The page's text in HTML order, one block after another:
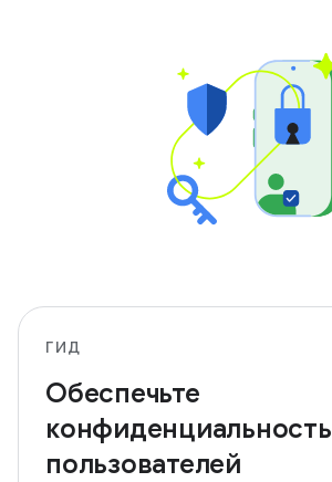
ГИД
Обеспечьте
конфиденциальность
пользователей